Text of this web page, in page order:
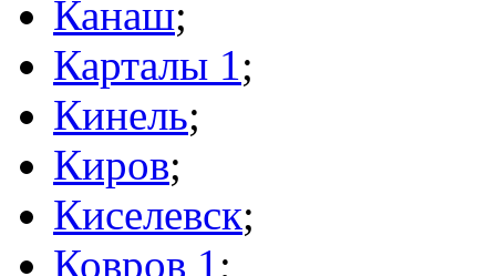
Канаш;
Карталы 1;
Кинель;
Киров;
Киселевск;
Ковров 1 ;